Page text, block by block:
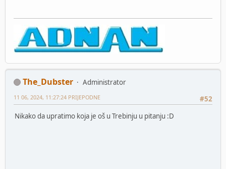
The_Dubster
Administrator
#52
11 06, 2024, 11:27:24 PRIJEPODNE
Nikako da upratimo koja je oš u Trebinju u pitanju :D